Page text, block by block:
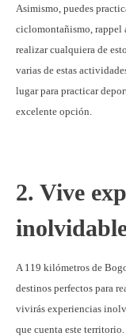
Asimismo, puedes
ciclomontañismo, rappel
realizar cualquiera de
varias de estas
lugar para practicar
excelente opción.
2. Vive
A 119 kilómetros de
destinos perfectos para
vivirás experiencias
que cuenta este territorio.